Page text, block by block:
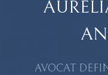
AVOCAT